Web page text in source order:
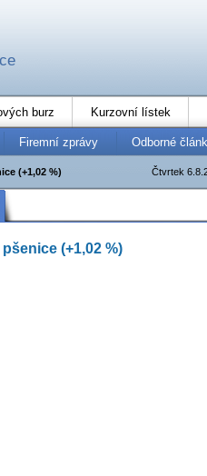
burz Kurzovní lístek
Firemní zprávy Odborné
Čtvrtek
(+1,02 %)
(+1,02 %)